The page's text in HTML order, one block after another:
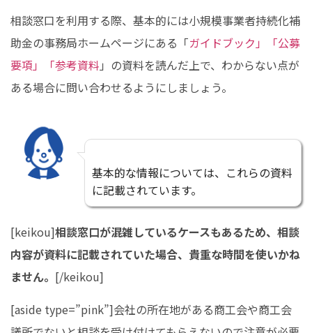
相談窓口を利用する際、基本的には小規模事業者持続化補
助金の事務局ホームページにある「ガイドブック」「公募
要項」「参考資料 」の資料を読んだ上で、わからない点が
ある場合に問い合わせるようにしましょう。
基本的な情報については、これらの資料
に記載されています。
[keikou]相談窓口が混雑しているケースもあるため、相談
内容が資料に記載されていた場合、貴重な時間を使いかね
ません。 [/keikou]
[aside type=”pink”]会社の所在地がある商工会や商工会